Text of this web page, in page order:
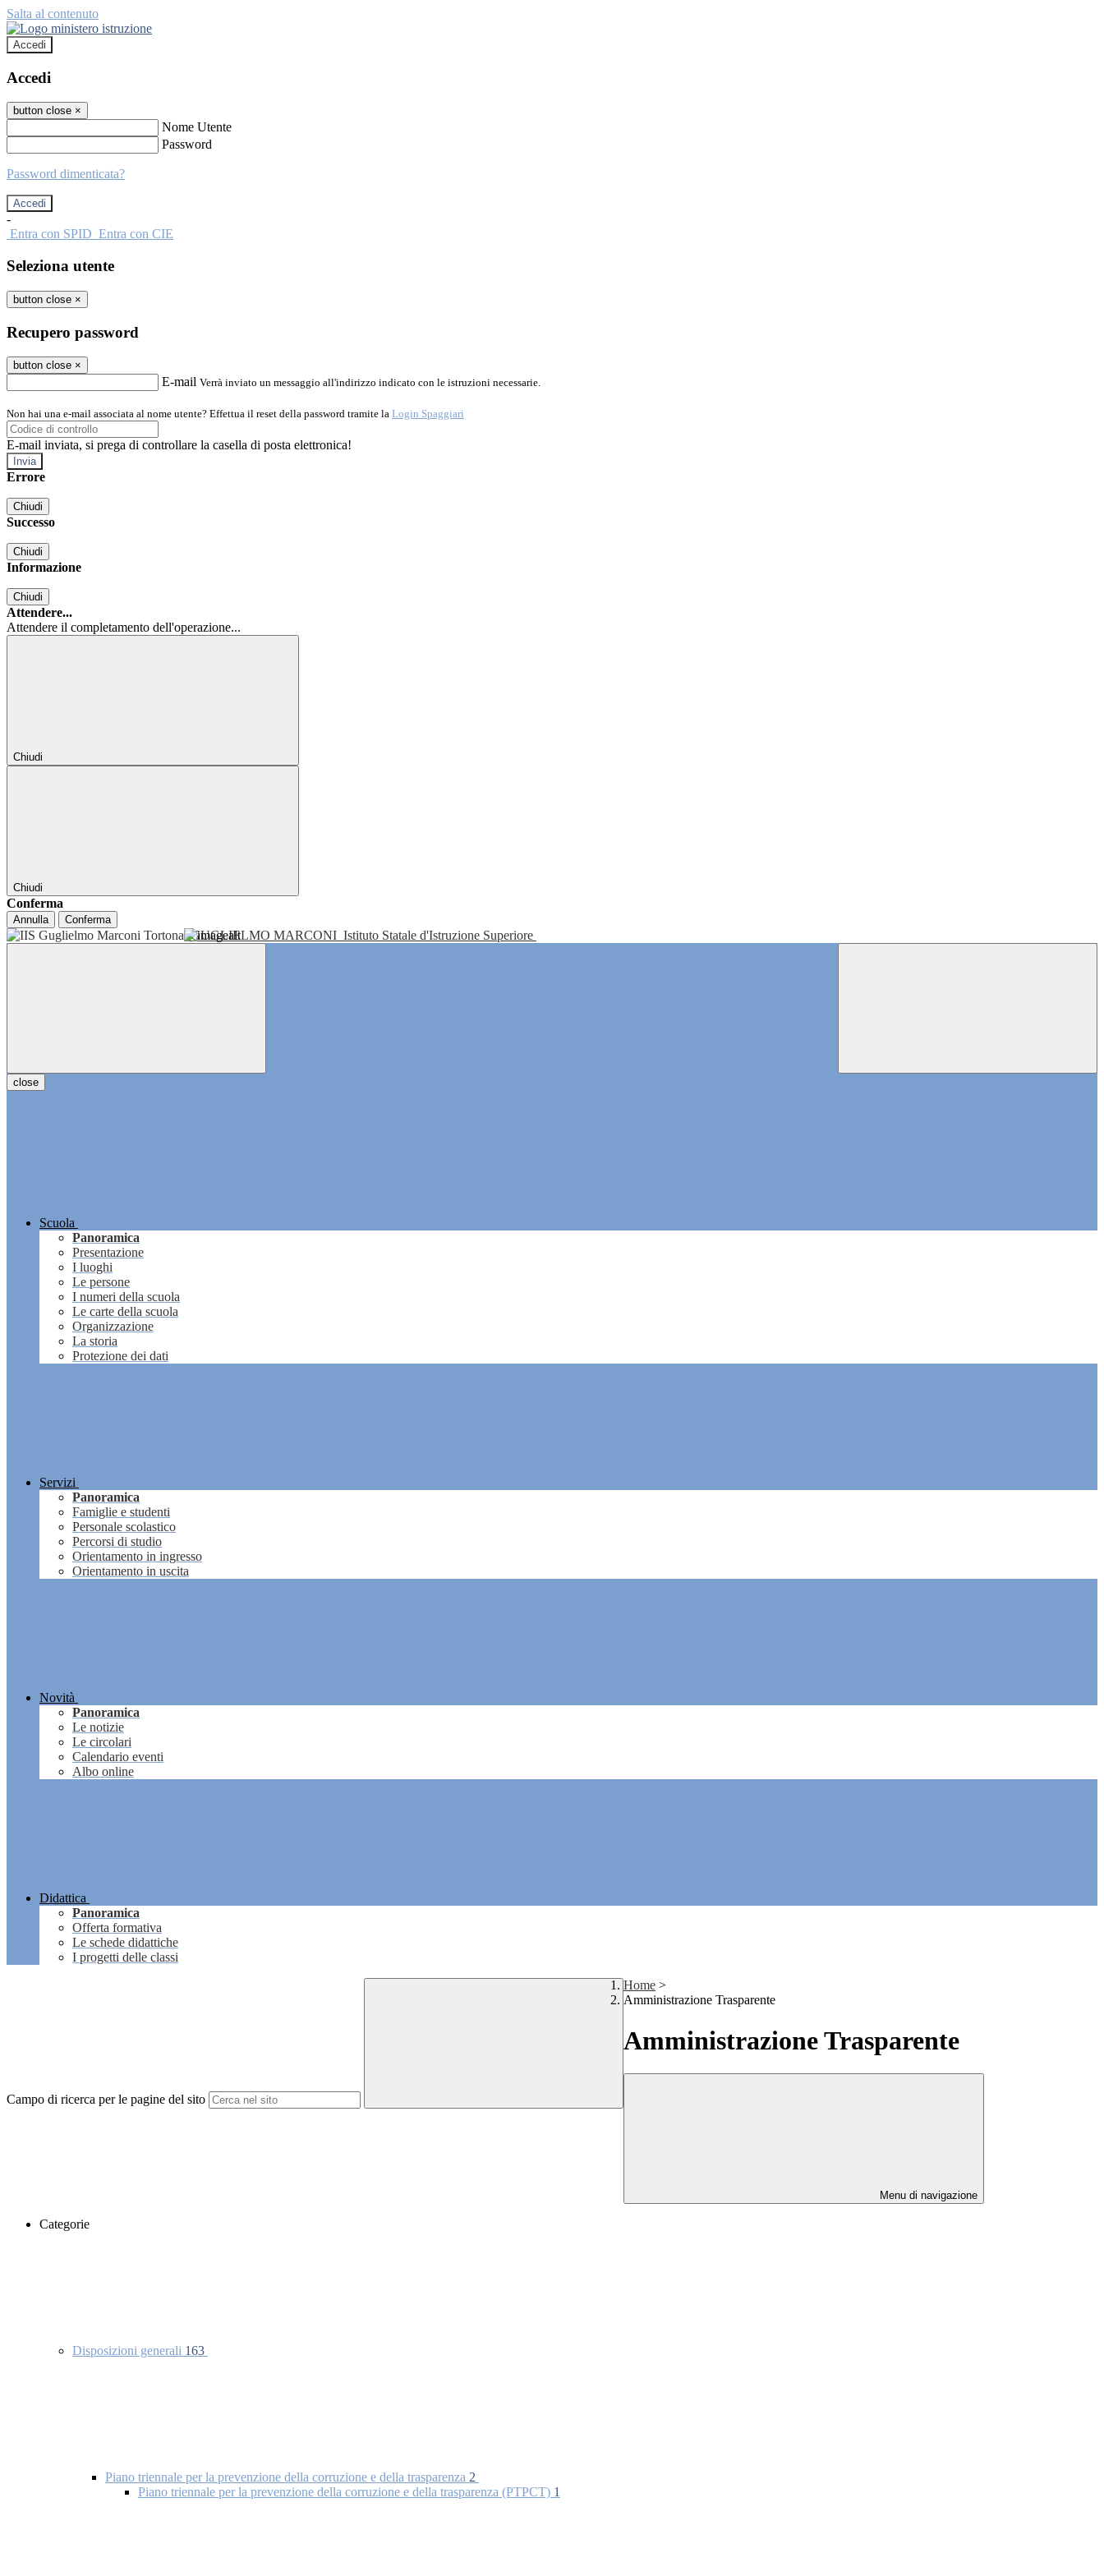
Salta al contenuto
Accedi
Accedi
button close ×
Nome Utente
Password
Password dimenticata?
-
Entra con SPID Entra con CIE
Seleziona utente
button close ×
Recupero password
button close ×
E-mail Verrà inviato un messaggio all'indirizzo indicato con le istruzioni necessarie.
Non hai una e-mail associata al nome utente? Effettua il reset della password tramite la Login Spaggiari
E-mail inviata, si prega di controllare la casella di posta elettronica!
Errore
Chiudi
Successo
Chiudi
Informazione
Chiudi
Attendere...
Attendere il completamento dell'operazione...
Chiudi
Chiudi
Conferma
Annulla Conferma
GUGLIELMO MARCONI Istituto Statale d'Istruzione Superiore
close
Scuola
Panoramica
Presentazione
I luoghi
Le persone
I numeri della scuola
Le carte della scuola
Organizzazione
La storia
Protezione dei dati
Servizi
Panoramica
Famiglie e studenti
Personale scolastico
Percorsi di studio
Orientamento in ingresso
Orientamento in uscita
Novità
Panoramica
Le notizie
Le circolari
Calendario eventi
Albo online
Didattica
Panoramica
Offerta formativa
Le schede didattiche
I progetti delle classi
Campo di ricerca per le pagine del sito
Home >
Amministrazione Trasparente
Amministrazione Trasparente
Menu di navigazione
Categorie
Disposizioni generali 163
Piano triennale per la prevenzione della corruzione e della trasparenza 2
Piano triennale per la prevenzione della corruzione e della trasparenza (PTPCT) 1